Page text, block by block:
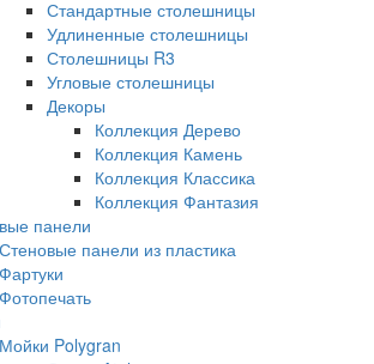
Стандартные столешницы
Удлиненные столешницы
Столешницы R3
Угловые столешницы
Декоры
Коллекция Дерево
Коллекция Камень
Коллекция Классика
Коллекция Фантазия
панели
Стеновые панели из пластика
Фартуки
Фотопечать
Мойки Polygran